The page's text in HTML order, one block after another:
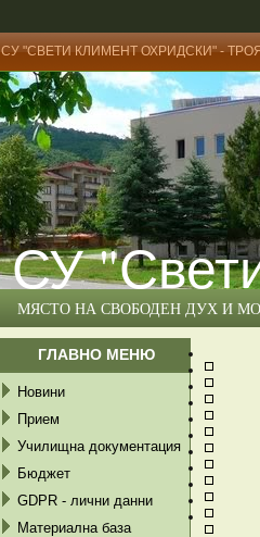
СУ "СВЕТИ КЛИМЕНТ ОХРИДСКИ" -
СУ
МЯСТО НА СВОБОДЕН ДУХ И
ГЛАВНО МЕНЮ
Новини
Прием
Училищна документация
Бюджет
GDPR - лични данни
Материална база